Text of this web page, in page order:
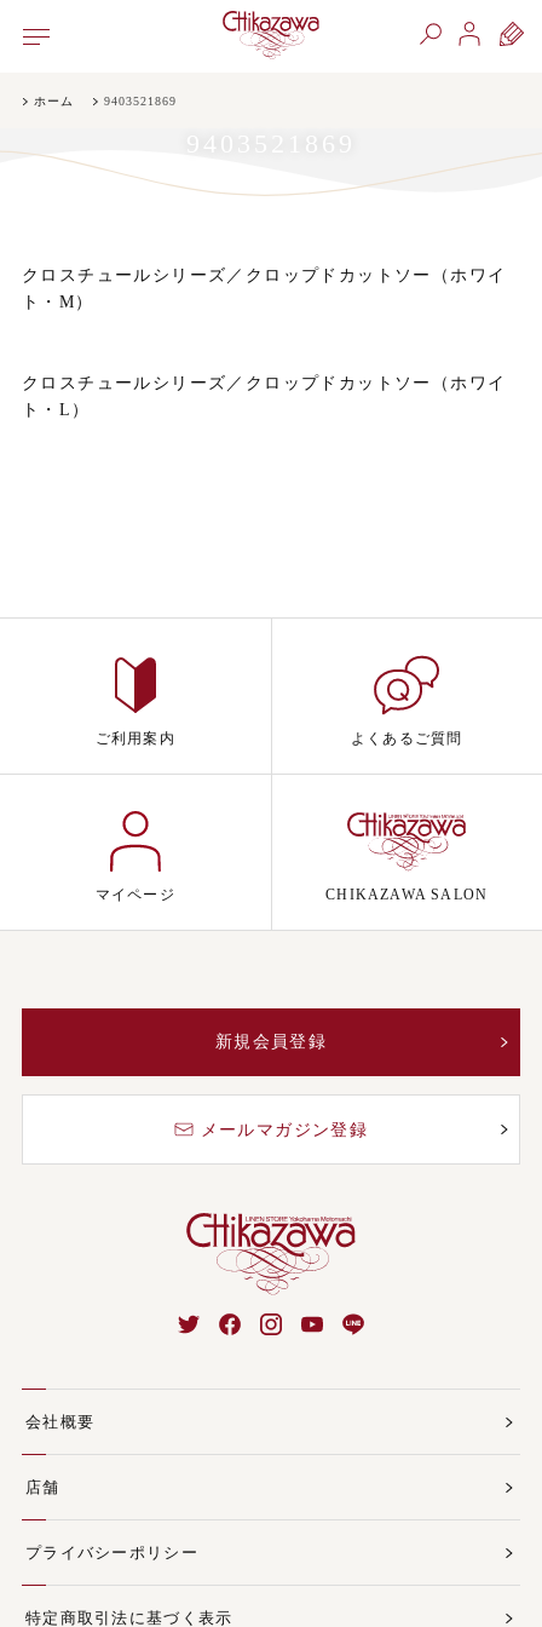
ホーム 9403521869
9403521869
クロスチュールシリーズ／クロップドカットソー（ホワイ
ト・M）
クロスチュールシリーズ／クロップドカットソー（ホワイ
ト・L）
ご利用案内 よくあるご質問
マイページ CHIKAZAWA SALON
新規会員登録
メールマガジン登録
会社概要
店舗
プライバシーポリシー
特定商取引法に基づく表示